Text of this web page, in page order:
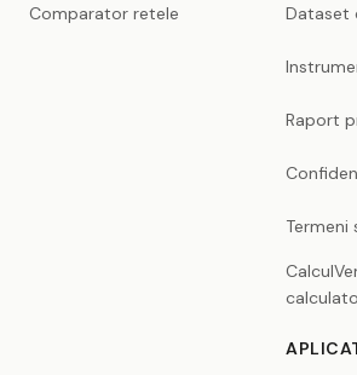
Comparator retele Dataset
Raport
Termeni